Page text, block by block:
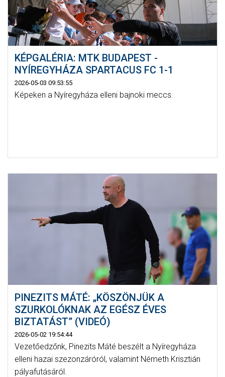
AKKREDITÁCIÓ
KÉPGALÉRIA: MTK BUDAPEST -
NYÍREGYHÁZA SPARTACUS FC 1-1
2026-05-03 09:53:55
Képeken a Nyíregyháza elleni bajnoki meccs.
PINEZITS MÁTÉ: „KÖSZÖNJÜK A
SZURKOLÓKNAK AZ EGÉSZ ÉVES
BIZTATÁST” (VIDEÓ)
2026-05-02 19:54:44
Vezetőedzőnk, Pinezits Máté beszélt a Nyíregyháza
elleni hazai szezonzáróról, valamint Németh Krisztián
pályafutásáról.